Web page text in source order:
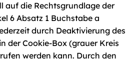
auf die Rechtsgrundlage der
6 Absatz 1 Buchstabe a
durch Deaktivierung des
der Cookie-Box (grauer Kreis
werden kann. Durch den